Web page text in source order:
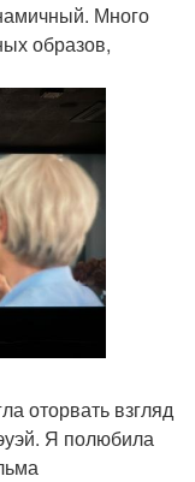
Много
образов,
оторвать взгляд
Я полюбила